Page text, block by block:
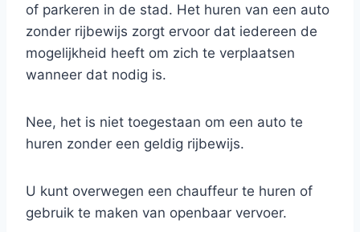
of parkeren in de stad. Het huren van een auto
zonder rijbewijs zorgt ervoor dat iedereen de
mogelijkheid heeft om zich te verplaatsen
wanneer dat nodig is.
Nee, het is niet toegestaan om een auto te
huren zonder een geldig rijbewijs.
U kunt overwegen een chauffeur te huren of
gebruik te maken van openbaar vervoer.